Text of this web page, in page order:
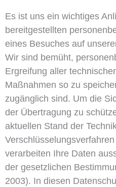
Es ist uns ein wichtiges
bereitgestellten
eines Besuches auf
Wir sind bemüht,
Ergreifung aller
Maßnahmen so zu
zugänglich sind. Um die
der Übertragung zu
aktuellen Stand der
verarbeiten Ihre Daten
der gesetzlichen
2003). In diesen